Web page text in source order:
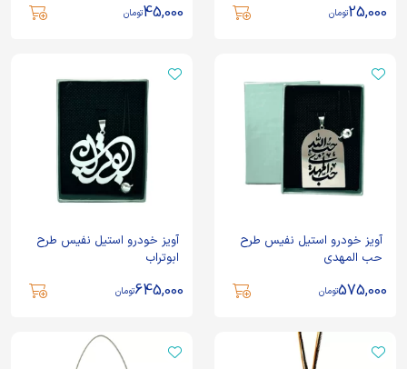
25,000تومان 45,000تومان
آویز خودرو استیل نفیس طرح
حب المهدی
575,000تومان
آویز خودرو استیل نفیس طرح
ابوتراب
645,000تومان